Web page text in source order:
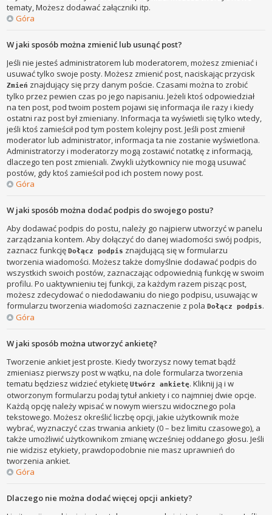
tematy, Możesz dodawać załączniki itp.
Góra
W jaki sposób można zmienić lub usunąć post?
Jeśli nie jesteś administratorem lub moderatorem, możesz zmieniać i
usuwać tylko swoje posty. Możesz zmienić post, naciskając przycisk
Zmień znajdujący się przy danym poście. Czasami można to zrobić
tylko przez pewien czas po jego napisaniu. Jeżeli ktoś odpowiedział
na ten post, pod twoim postem pojawi się informacja ile razy i kiedy
ostatni raz post był zmieniany. Informacja ta wyświetli się tylko wtedy,
jeśli ktoś zamieścił pod tym postem kolejny post. Jeśli post zmienił
moderator lub administrator, informacja ta nie zostanie wyświetlona.
Administratorzy i moderatorzy mogą zostawić notatkę z informacją,
dlaczego ten post zmieniali. Zwykli użytkownicy nie mogą usuwać
postów, gdy ktoś zamieścił pod ich postem nowy post.
Góra
W jaki sposób można dodać podpis do swojego postu?
Aby dodawać podpis do postu, należy go najpierw utworzyć w panelu
zarządzania kontem. Aby dołączyć do danej wiadomości swój podpis,
zaznacz funkcjęDołącz podpis znajdującą się w formularzu
tworzenia wiadomości. Możesz także domyślnie dodawać podpis do
wszystkich swoich postów, zaznaczając odpowiednią funkcję w swoim
profilu. Po uaktywnieniu tej funkcji, za każdym razem pisząc post,
możesz zdecydować o niedodawaniu do niego podpisu, usuwając w
formularzu tworzenia wiadomości zaznaczenie z polaDołącz podpis.
Góra
W jaki sposób można utworzyć ankietę?
Tworzenie ankiet jest proste. Kiedy tworzysz nowy temat bądź
zmieniasz pierwszy post w wątku, na dole formularza tworzenia
tematu będziesz widzieć etykietęUtwórz ankietę. Kliknij ją i w
otworzonym formularzu podaj tytuł ankiety i co najmniej dwie opcje.
Każdą opcję należy wpisać w nowym wierszu widocznego pola
tekstowego. Możesz określić liczbę opcji, jakie użytkownik może
wybrać, wyznaczyć czas trwania ankiety (0 – bez limitu czasowego), a
także umożliwić użytkownikom zmianę wcześniej oddanego głosu. Jeśli
nie widzisz etykiety, prawdopodobnie nie masz uprawnień do
tworzenia ankiet.
Góra
Dlaczego nie można dodać więcej opcji ankiety?